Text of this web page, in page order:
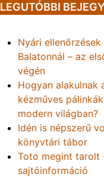
LEGUTÓBBI
Nyári ellenőrzések
Balatonnál – az
végén
Hogyan alakulnak
kézműves
modern világban?
Idén is népszerű
könyvtári tábor
Toto megint tarolt
sajtóinformáció